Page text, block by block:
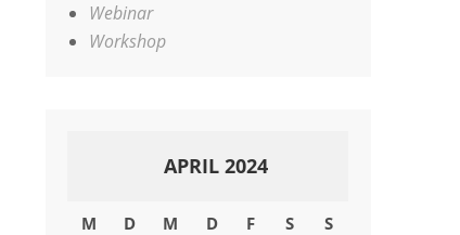
Webinar
Workshop
APRIL 2024
M D M D F S
S